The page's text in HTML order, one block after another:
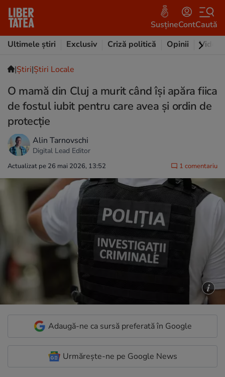
SusțineContCaută
Ultimele știri
Exclusiv Criză politică Opinii Video
|Ştiri|Știri Locale
O mamă din Cluj a murit când își apăra fiica
de fostul iubit pentru care avea și ordin de
protecție
Alin Tarnovschi
Digital Lead Editor
Actualizat pe 26 mai 2026, 13:52 1 comentariu
Adaugă-ne ca sursă preferată în Google
Urmărește-ne pe Google News